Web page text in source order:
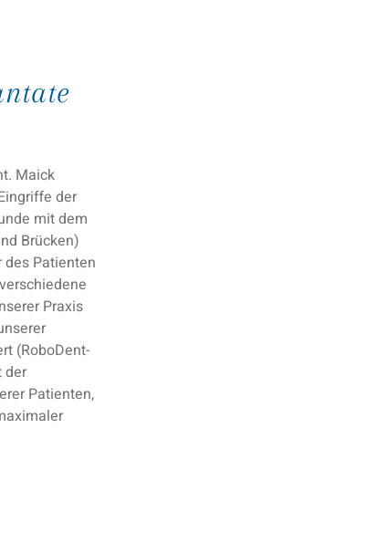
Maick
der
mit dem
Brücken)
Patienten
Praxis
(RoboDent-
der
Patienten,